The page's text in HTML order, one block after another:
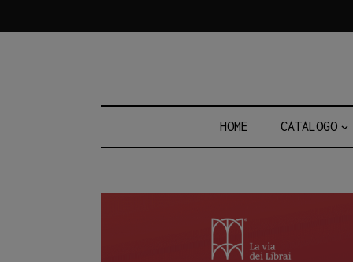
HOME CATALOGO